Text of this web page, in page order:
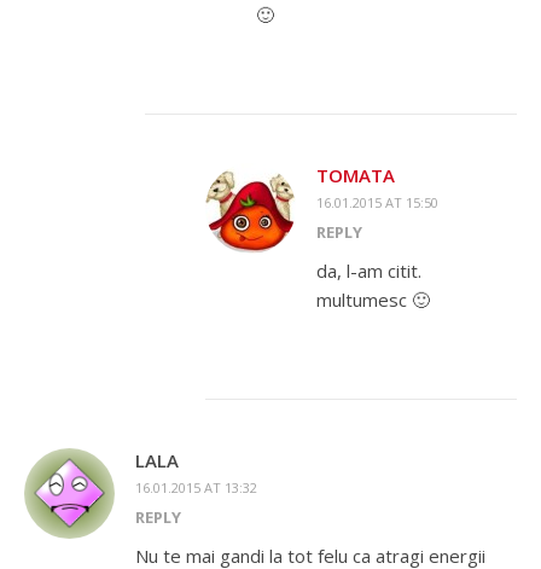
🙂
TOMATA
16.01.2015 AT 15:50
REPLY
da, l-am citit.
multumesc 🙂
LALA
16.01.2015 AT 13:32
REPLY
Nu te mai gandi la tot felu ca atragi energii